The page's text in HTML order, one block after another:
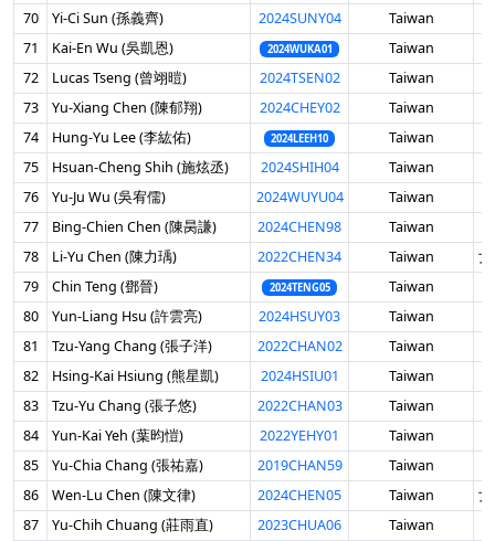
70
Yi-Ci Sun (孫義齊) 2024SUNY04 Taiwan
71
Kai-En Wu (吳凱恩) 2024WUKA01 Taiwan
72
Lucas Tseng (曾翊暟) 2024TSEN02 Taiwan
73
Yu-Xiang Chen (陳郁翔) 2024CHEY02 Taiwan
74
Hung-Yu Lee (李紘佑) 2024LEEH10 Taiwan
75
Hsuan-Cheng Shih (施炫丞) 2024SHIH04 Taiwan
76
Yu-Ju Wu (吳宥儒) 2024WUYU04 Taiwan
77
Bing-Chien Chen (陳昺謙) 2024CHEN98 Taiwan
78
Li-Yu Chen (陳力瑀) 2022CHEN34 Taiwan
79
Chin Teng (鄧晉) 2024TENG05 Taiwan
80
Yun-Liang Hsu (許雲亮) 2024HSUY03 Taiwan
81
Tzu-Yang Chang (張子洋) 2022CHAN02 Taiwan
82
Hsing-Kai Hsiung (熊星凱) 2024HSIU01 Taiwan
83
Tzu-Yu Chang (張子悠) 2022CHAN03 Taiwan
84
Yun-Kai Yeh (葉昀愷) 2022YEHY01 Taiwan
85
Yu-Chia Chang (張祐嘉) 2019CHAN59 Taiwan
86
Wen-Lu Chen (陳文律) 2024CHEN05 Taiwan
87
Yu-Chih Chuang (莊雨直) 2023CHUA06 Taiwan